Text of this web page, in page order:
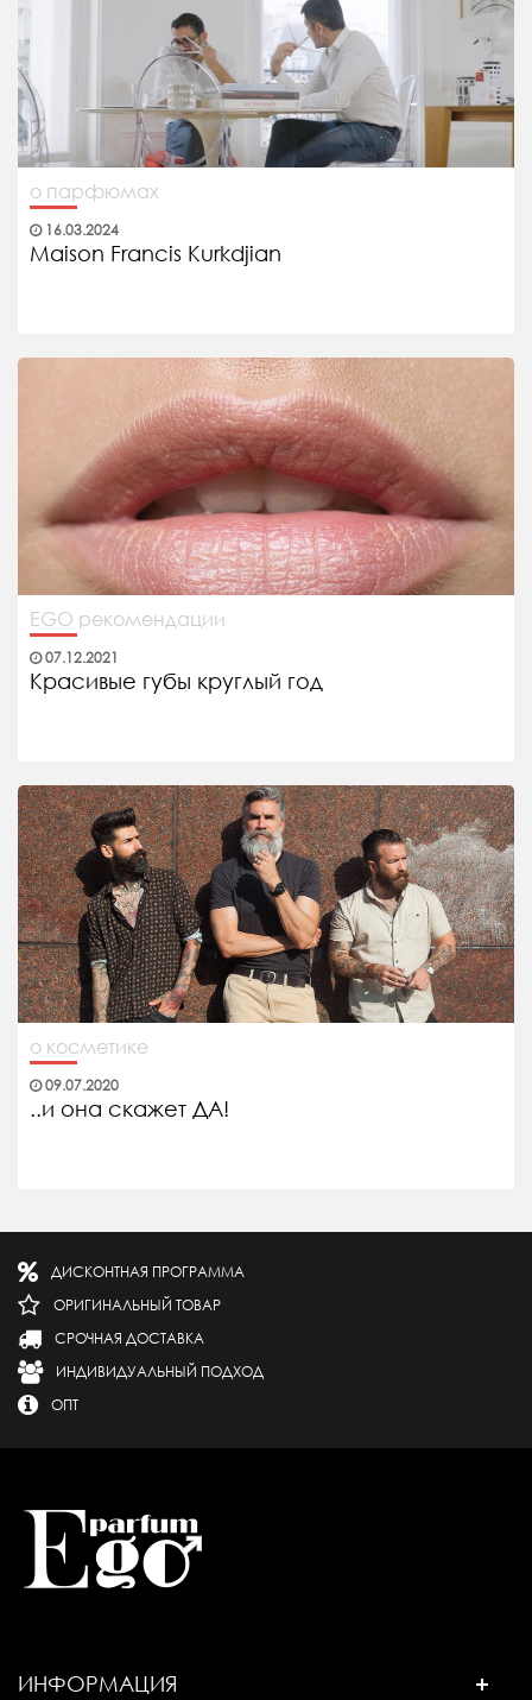
о парфюмах
16.03.2024
Maison Francis Kurkdjian
EGO рекомендации
07.12.2021
Красивые губы круглый год
о косметике
09.07.2020
..и она скажет ДА!
ДИСКОНТНАЯ ПРОГРАММА
ОРИГИНАЛЬНЫЙ ТОВАР
СРОЧНАЯ ДОСТАВКА
ИНДИВИДУАЛЬНЫЙ ПОДХОД
ОПТ
ИНФОРМАЦИЯ